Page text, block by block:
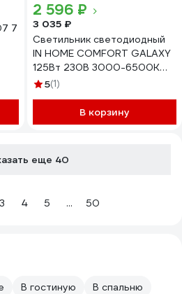
7
2 596 ₽
3 035 ₽
Светильник светодиодный
IN HOME COMFORT GALAXY
125Вт 230В 3000-6500K
10000Лм 565x80мм с
5(1)
В корзину
еще 40
3 4 5 ... 50
В гостиную
В спальню